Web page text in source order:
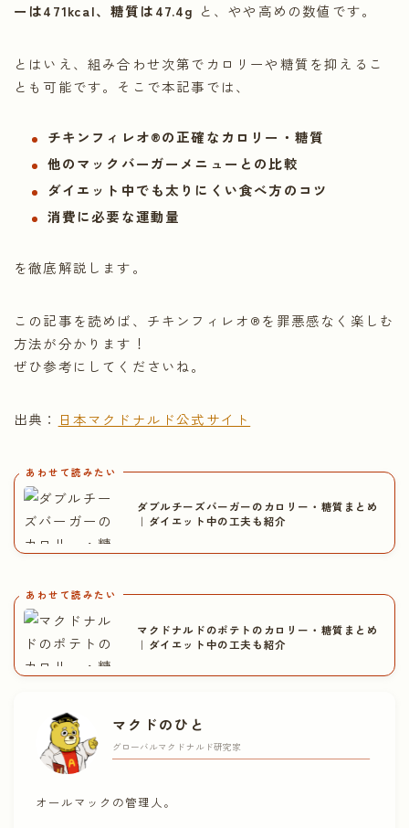
ーは471kcal、糖質は47.4g と、やや高めの数値です。
とはいえ、組み合わせ次第でカロリーや糖質を抑えるこ
とも可能です。そこで本記事では、
チキンフィレオ®の正確なカロリー・糖質
他のマックバーガーメニューとの比較
ダイエット中でも太りにくい食べ方のコツ
消費に必要な運動量
を徹底解説します。
この記事を読めば、チキンフィレオ®を罪悪感なく楽しむ
方法が分かります！
ぜひ参考にしてくださいね。
出典： 日本マクドナルド公式サイト
あわせて読みたい
ダブルチーズバーガーのカロリー・糖質まとめ
｜ダイエット中の工夫も紹介
あわせて読みたい
マクドナルドのポテトのカロリー・糖質まとめ
｜ダイエット中の工夫も紹介
マクドのひと
グローバルマクドナルド研究家
オールマックの管理人。